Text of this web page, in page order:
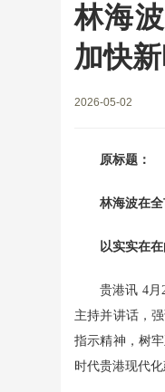
林海
加快
2026-05-02
原标题：
林海波在
以实实在
贵港讯 4
主持并讲话，
指示精神，树
时代贵港现代化